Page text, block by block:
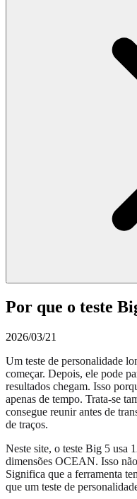
Por que o teste
2026/03/21
Um teste de personalidade
começar. Depois, ele pode
resultados chegam. Isso
apenas de tempo. Trata-se
consegue reunir antes de
de traços.
Neste site, o teste Big 5 usa
dimensões OCEAN. Isso
Significa que a ferramenta
que um teste de